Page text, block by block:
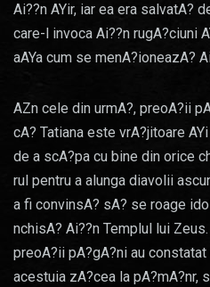
Ai??n AYir, iar ea era salvatA?
care-l invoca Ai??n rugA?ciuni
aAYa cum se menA?ioneazA?
AZn cele din urmA?, preoA?ii
cA? Tatiana este vrA?jitoare
de a scA?pa cu bine din orice
rul pentru a alunga diavolii
a fi convinsA? sA? se roage
nchisA? Ai??n Templul lui
preoA?ii pA?gA?ni au
acestuia zA?cea la pA?mA?nr,